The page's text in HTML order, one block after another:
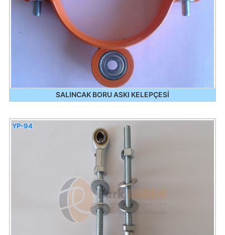
SALINCAK BORU ASKI KELEPÇESİ
YP-94